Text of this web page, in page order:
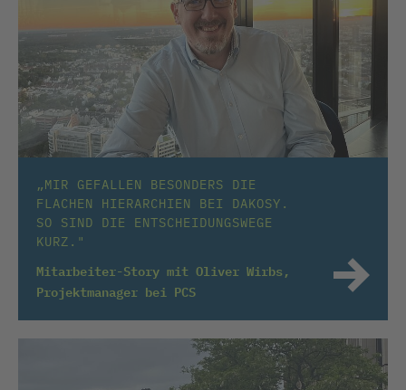
„MIR GEFALLEN BESONDERS DIE
FLACHEN HIERARCHIEN BEI DAKOSY.
SO SIND DIE ENTSCHEIDUNGSWEGE
KURZ."
Mitarbeiter-Story mit Oliver Wirbs,
Projektmanager bei PCS